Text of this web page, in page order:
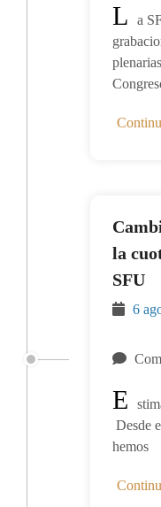
L
a
la
SFU
6
E
Desde
hemos